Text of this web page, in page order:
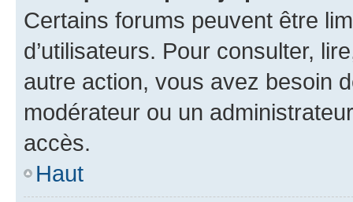
Certains forums peuvent être
d’utilisateurs. Pour consulter,
autre action, vous avez besoin
modérateur ou un
accès.
Haut